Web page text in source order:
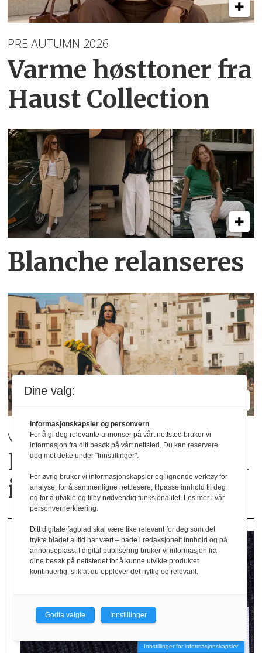
PRE AUTUMN 2026
Varme høsttoner fra
Haust Collection
Blanche relanseres
VÅR / SOMMER 2027 | Mey
Hverdagsluksus med
italiensk inspirasjon
Innstillinger for informasjonskapsler
Dine valg:
Informasjonskapsler og personvern
For å gi deg relevante annonser på vårt nettsted bruker vi
informasjon fra ditt besøk på vårt nettsted. Du kan reservere
deg mot dette under "Innstillinger".
For øvrig bruker vi informasjonskapsler og lignende verktøy for
analyse, for å sammenligne nettlesere, tilpasse innhold til deg
og for å utvikle og tilby nødvendig funksjonalitet. Les mer i vår
personvernerklæring.
Ditt digitale fagblad skal være like relevant for deg som det
trykte bladet alltid har vært – bade i redaksjonelt innhold og på
annonseplass. I digital publisering bruker vi informasjon fra
dine besøk på nettstedet for å kunne utvikle produktet
kontinuerlig, slik at du opplever det nyttig og relevant.
Godta valgte Innstillinger